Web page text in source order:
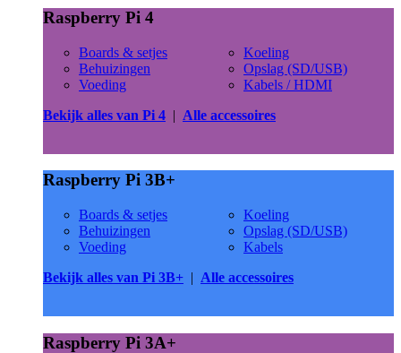
Raspberry Pi 4
Boards & setjes
Behuizingen
Voeding
Koeling
Opslag (SD/USB)
Kabels / HDMI
Bekijk alles van Pi 4 | Alle accessoires
Raspberry Pi 3B+
Boards & setjes
Behuizingen
Voeding
Koeling
Opslag (SD/USB)
Kabels
Bekijk alles van Pi 3B+ | Alle accessoires
Raspberry Pi 3A+